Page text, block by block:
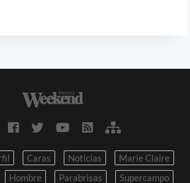
Caras Noticias
Marie Claire
Hombre Parabrisas
Supercampo